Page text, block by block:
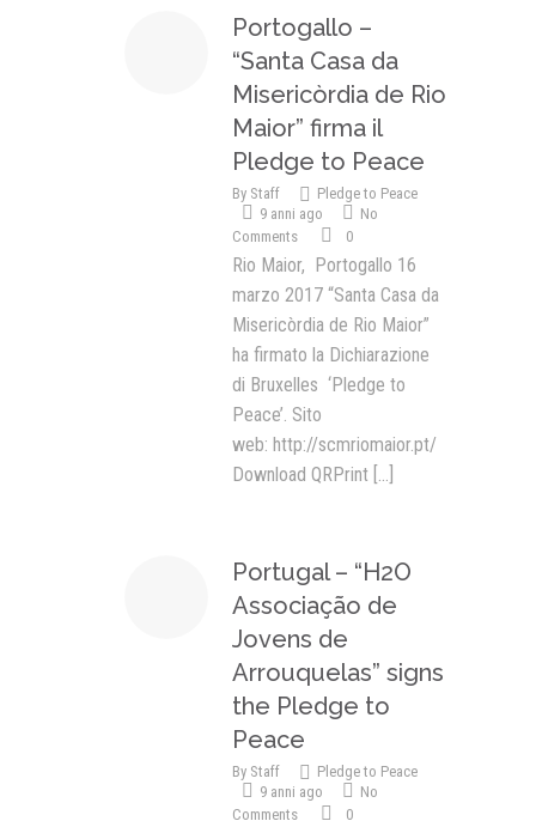
Portogallo –
“Santa Casa da
Misericòrdia de Rio
Maior” firma il
Pledge to Peace
By Staff
Pledge to Peace
9 anni ago
No
Comments
0
Rio Maior, Portogallo 16
marzo 2017 “Santa Casa da
Misericòrdia de Rio Maior”
ha firmato la Dichiarazione
di Bruxelles ‘Pledge to
Peace’. Sito
web: http://scmriomaior.pt/
Download QRPrint [...]
Portugal – “H2O
Associação de
Jovens de
Arrouquelas” signs
the Pledge to
Peace
By Staff
Pledge to Peace
9 anni ago
No
Comments
0